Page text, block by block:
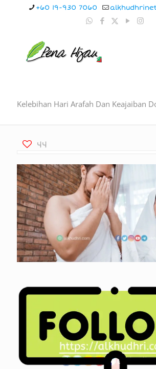
+60 19-930 7060
Kelebihan Hari Arafah Dan Keajaiban
44